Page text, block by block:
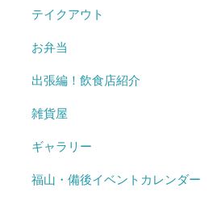
テイクアウト
お弁当
出張編！飲食店紹介
雑貨屋
ギャラリー
福山・備後イベントカレンダー